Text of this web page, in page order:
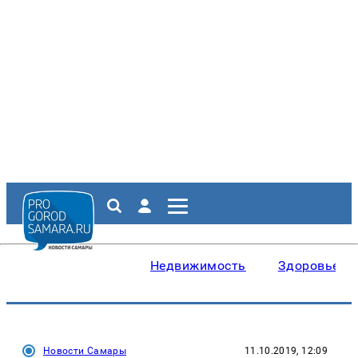
Недвижимость Здоровье
Новости Самары 11.10.2019, 12:09